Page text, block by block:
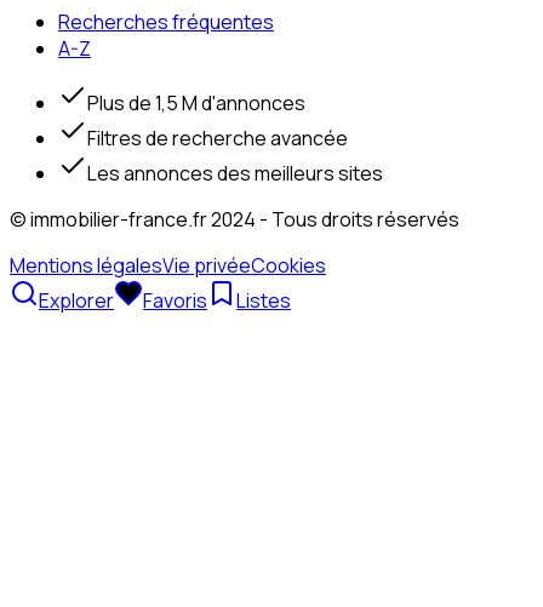
Recherches fréquentes
A-Z
Plus de 1,5 M d'annonces
Filtres de recherche avancée
Les annonces des meilleurs sites
© immobilier-france.fr 2024 - Tous droits réservés
Mentions légalesVie privéeCookies
Explorer
Favoris Listes